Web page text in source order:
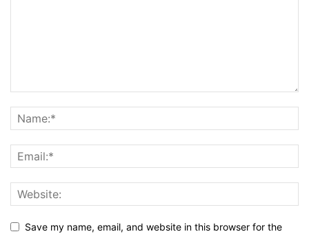
Save my name, email, and website in this browser for the